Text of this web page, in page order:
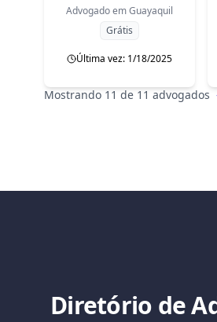
Advogado emGuayaquil
Grátis
Última vez: 1/18/2025
Mostrando 11 de 11 advogados
Diretório de